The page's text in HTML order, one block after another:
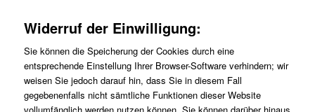
Widerruf der Einwilligung:
Sie können die Speicherung der Cookies durch eine
entsprechende Einstellung Ihrer Browser-Software verhindern; wir
weisen Sie jedoch darauf hin, dass Sie in diesem Fall
gegebenenfalls nicht sämtliche Funktionen dieser Website